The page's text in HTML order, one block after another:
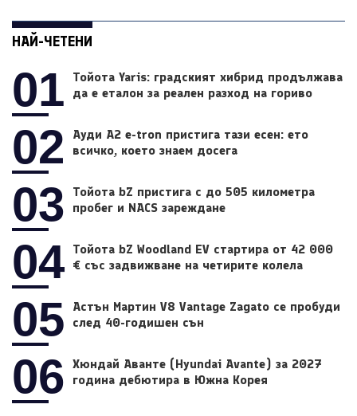
НАЙ-ЧЕТЕНИ
01
Тойота Yaris: градският хибрид продължава
да е еталон за реален разход на гориво
02
Ауди A2 e-tron пристига тази есен: ето
всичко, което знаем досега
03
Тойота bZ пристига с до 505 километра
пробег и NACS зареждане
04 Тойота bZ Woodland EV стартира от 42 000
€ със задвижване на четирите колела
05
Астън Мартин V8 Vantage Zagato се пробуди
след 40-годишен сън
06
Хюндай Аванте (Hyundai Avante) за 2027
година дебютира в Южна Корея